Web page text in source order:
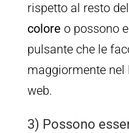
rispetto al resto
colore o possono
pulsante che le
maggiormente
web.
3) Possono